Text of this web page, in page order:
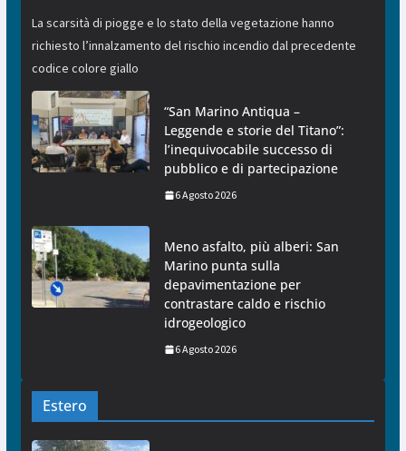
La scarsità di piogge e lo stato della vegetazione hanno
richiesto l’innalzamento del rischio incendio dal precedente
codice colore giallo
“San Marino Antiqua –
Leggende e storie del Titano”:
l’inequivocabile successo di
pubblico e di partecipazione
6 Agosto 2026
Meno asfalto, più alberi: San
Marino punta sulla
depavimentazione per
contrastare caldo e rischio
idrogeologico
6 Agosto 2026
Estero